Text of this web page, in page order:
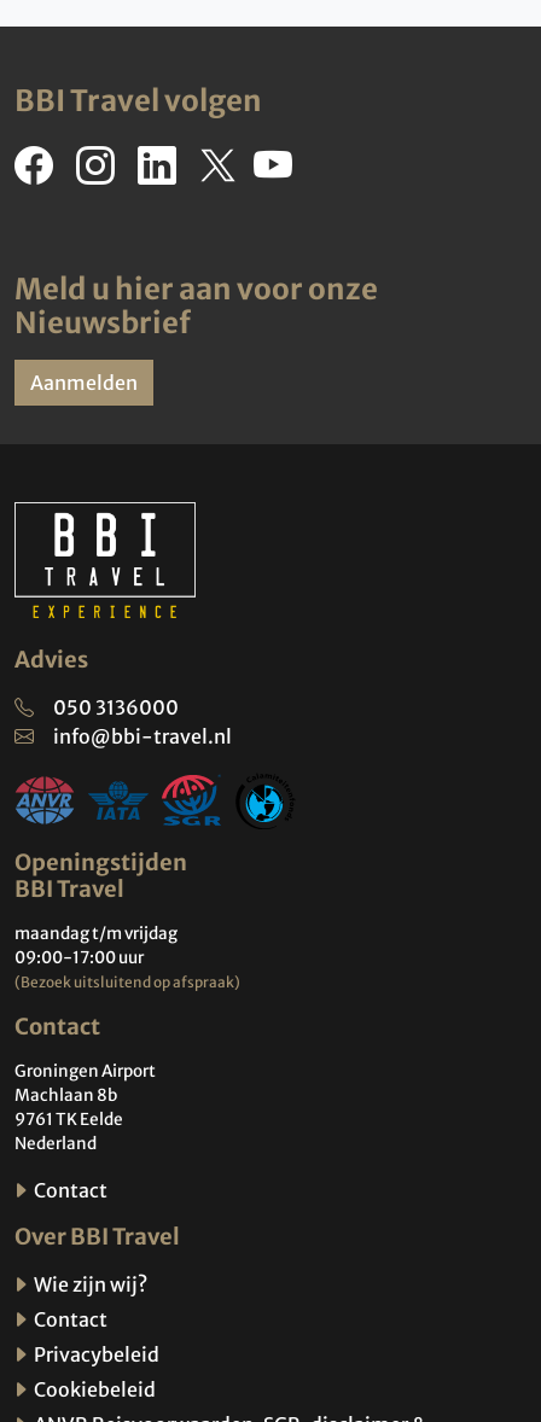
BBI Travel volgen
Meld u hier aan voor onze
Nieuwsbrief
Aanmelden
Advies
050 3136000
info@bbi-travel.nl
Openingstijden
BBI Travel
maandag t/m vrijdag
09:00-17:00 uur
(Bezoek uitsluitend op afspraak)
Contact
Groningen Airport
Machlaan 8b
9761 TK Eelde
Nederland
Contact
Over BBI Travel
Wie zijn wij?
Contact
Privacybeleid
Cookiebeleid